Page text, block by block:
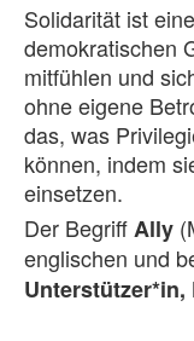
Solidarität ist
demokratischen
mitfühlen und
ohne eigene
das, was
können, indem
einsetzen.
Der BegriffAlly
englischen und